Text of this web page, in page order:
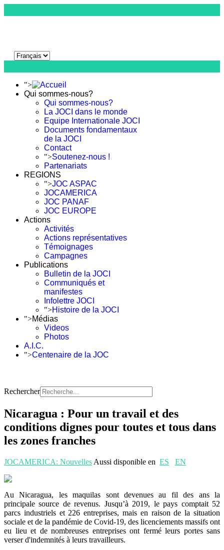
">
Qui sommes-nous?
Qui sommes-nous?
La JOCI dans le monde
Equipe Internationale JOCI
Documents fondamentaux
de la JOCI
Contact
">Soutenez-nous !
Partenariats
REGIONS
">JOC ASPAC
JOCAMERICA
JOC PANAF
JOC EUROPE
Actions
Activités
Actions représentatives
Témoignages
Campagnes
Publications
Bulletin de la JOCI
Communiqués et
manifestes
Infolettre JOCI
">Histoire de la JOCI
">Médias
Videos
Photos
A.I.C.
">Centenaire de la JOC
Rechercher
Nicaragua : Pour un travail et des
conditions dignes pour toutes et tous dans
les zones franches
JOCAMERICA: Nouvelles Aussi disponible en ES EN
Au Nicaragua, les maquilas sont devenues au fil des ans la
principale source de revenus. Jusqu’à 2019, le pays comptait 52
parcs industriels et 226 entreprises, mais en raison de la situation
sociale et de la pandémie de Covid-19, des licenciements massifs ont
eu lieu et de nombreuses entreprises ont fermé leurs portes sans
verser d'indemnités à leurs travailleurs.